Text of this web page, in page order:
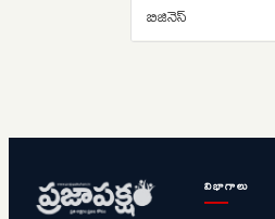
బిజినెస్
విభాగాలు